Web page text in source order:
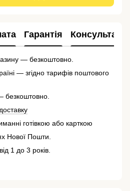
Гарантія Консультація
— безкоштовно.
— згідно тарифів поштового
безкоштовно.
готівкою або карткою
Нової Пошти.
1 до 3 років.